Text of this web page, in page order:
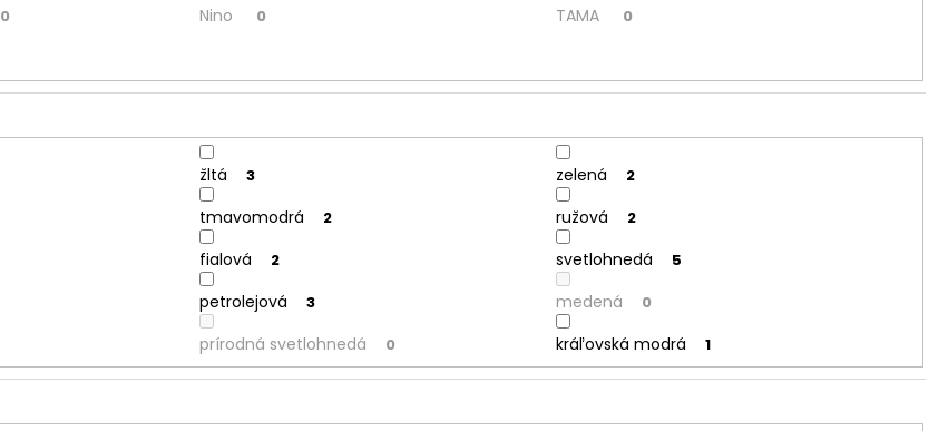
0 Nino 0 TAMA 0
žltá 3 zelená 2
tmavomodrá 2 ružová 2
fialová 2 svetlohnedá 5
petrolejová 3 medená 0
prírodná svetlohnedá 0 kráľovská modrá 1